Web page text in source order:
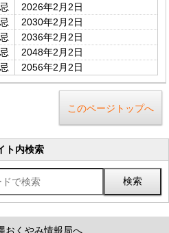
2026年2月2日
2030年2月2日
2036年2月2日
2048年2月2日
2056年2月2日
このページトップへ
ト内検索
おくやみ情報局へ